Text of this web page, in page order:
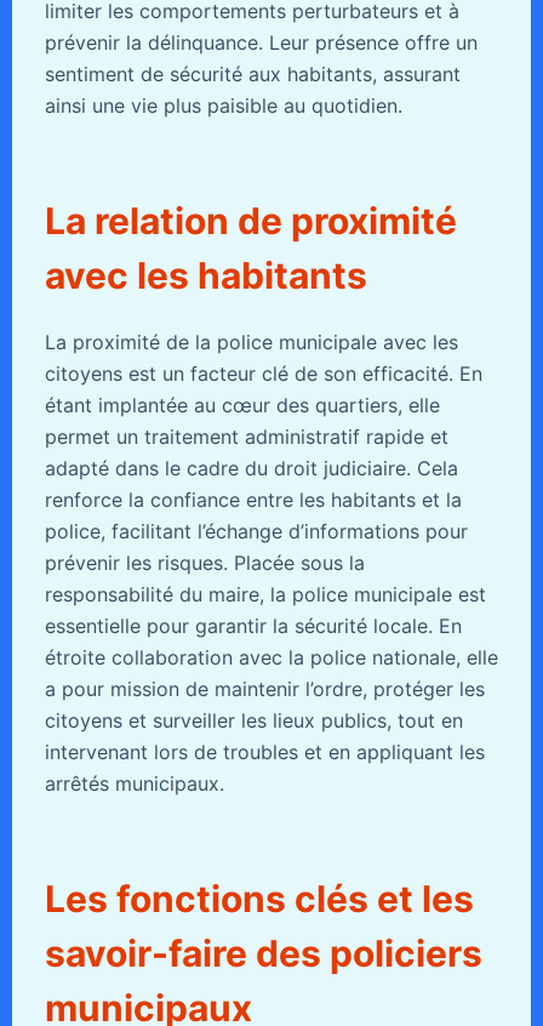
limiter les comportements perturbateurs et à
prévenir la délinquance. Leur présence offre un
sentiment de sécurité aux habitants, assurant
ainsi une vie plus paisible au quotidien.
La relation de proximité
avec les habitants
La proximité de la police municipale avec les
citoyens est un facteur clé de son efficacité. En
étant implantée au cœur des quartiers, elle
permet un traitement administratif rapide et
adapté dans le cadre du droit judiciaire. Cela
renforce la confiance entre les habitants et la
police, facilitant l’échange d’informations pour
prévenir les risques. Placée sous la
responsabilité du maire, la police municipale est
essentielle pour garantir la sécurité locale. En
étroite collaboration avec la police nationale, elle
a pour mission de maintenir l’ordre, protéger les
citoyens et surveiller les lieux publics, tout en
intervenant lors de troubles et en appliquant les
arrêtés municipaux.
Les fonctions clés et les
savoir-faire des policiers
municipaux